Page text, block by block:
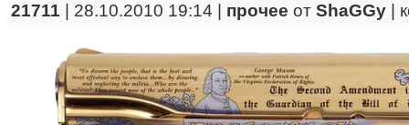
21711 | 28.10.2010 19:14 | прочее от ShaGGy